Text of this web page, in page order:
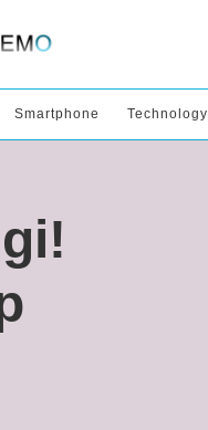
Smartphone Technology